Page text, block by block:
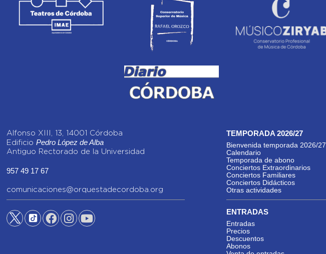
Alfonso XIII, 13, 14001 Córdoba
Edificio Pedro López de Alba
Antiguo Rectorado de la Universidad
957 49 17 67
comunicaciones@orquestadecordoba.org
TEMPORADA 2026/27
Bienvenida temporada 2026/27
Calendario
Temporada de abono
Conciertos Extraordinarios
Conciertos Familiares
Conciertos Didácticos
Otras actividades
ENTRADAS
Entradas
Precios
Descuentos
Abonos